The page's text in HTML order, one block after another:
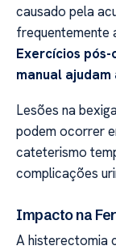
causado pela
frequentemente
Exercícios
manual
Lesões na
podem ocorrer
cateterismo
complicações
Impacto na
A histerectomia